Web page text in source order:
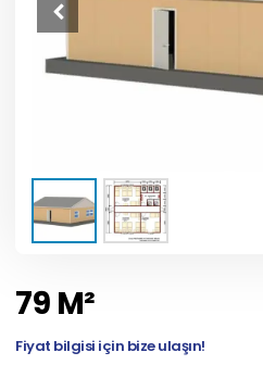
79 M²
Fiyat bilgisi için bize ulaşın!